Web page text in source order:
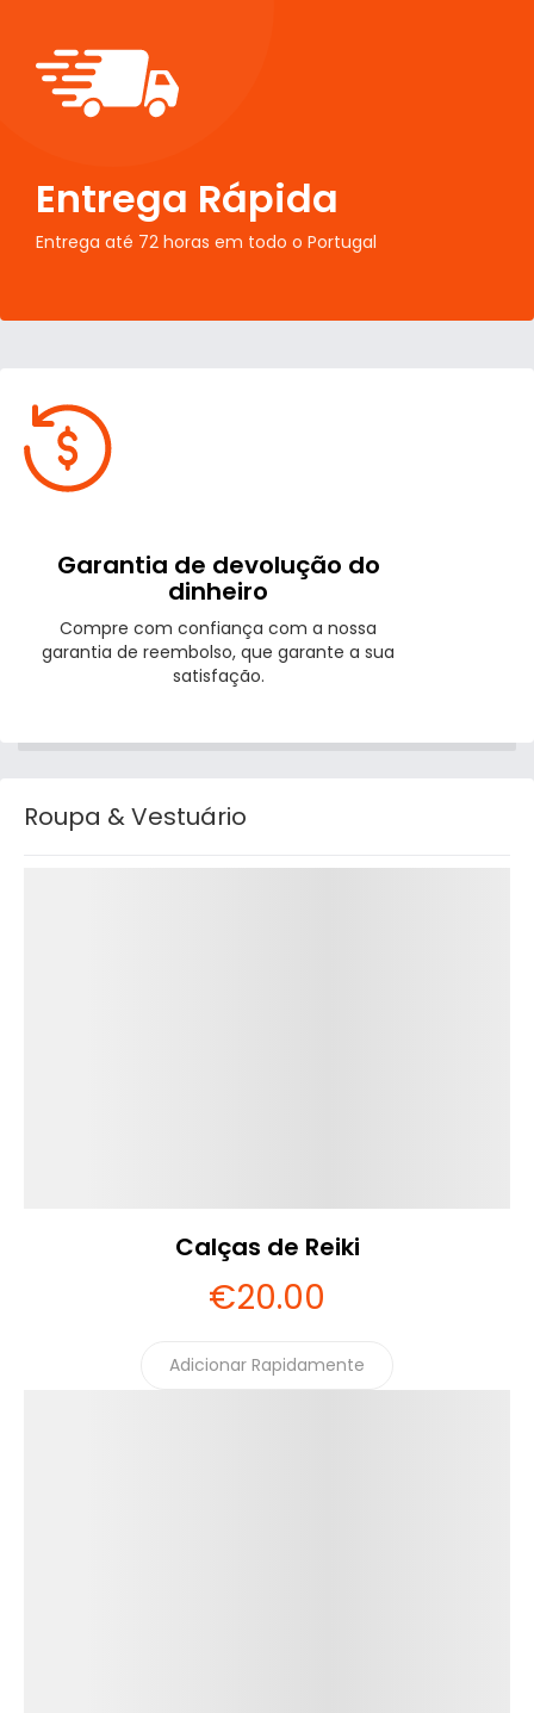
Entrega Rápida
Entrega até 72 horas em todo o Portugal
Garantia de devolução do
dinheiro
Compre com confiança com a nossa
garantia de reembolso, que garante a sua
satisfação.
Roupa & Vestuário
Calças de Reiki
€20.00
Adicionar Rapidamente